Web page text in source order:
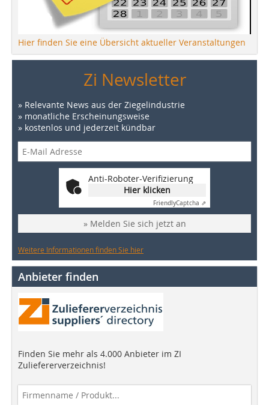
Hier finden Sie eine Übersicht aktueller Veranstaltungen
Zi Newsletter
» Relevante News aus der Ziegelindustrie
» monatliche Erscheinungsweise
» kostenlos und jederzeit kündbar
Anti-Roboter-Verifizierung
Hier klicken
FriendlyCaptcha ⇗
» Melden Sie sich jetzt an
Weitere Informationen finden Sie hier
Anbieter finden
Finden Sie mehr als 4.000 Anbieter im ZI
Zuliefererverzeichnis!